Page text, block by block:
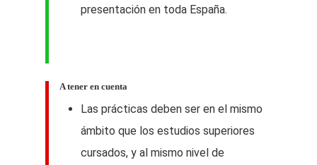
presentación en toda España.
A tener en cuenta
Las prácticas deben ser en el mismo
ámbito que los estudios superiores
cursados, y al mismo nivel de